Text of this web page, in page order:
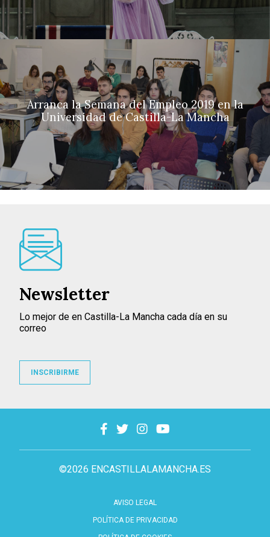
Arranca la Semana del Empleo 2019 en la
Universidad de Castilla-La Mancha
©2026 ENCASTILLALAMANCHA.ES
AVISO LEGAL
POLÍTICA DE PRIVACIDAD
Newsletter
Lo mejor de en Castilla-La Mancha cada día en su
correo
INSCRIBIRME